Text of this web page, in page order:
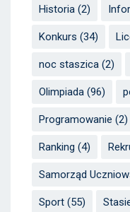
Historia (2)
Konkurs (34)
noc staszica (2)
Olimpiada (96)
Programowanie (2)
Ranking (4)
Samorząd
Sport (55)